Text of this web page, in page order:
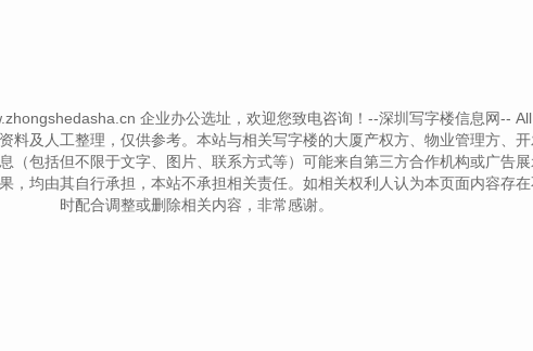
企业办公选址，欢迎您致电咨询！--深圳写字楼信息网--
及人工整理，仅供参考。本站与相关写字楼的大厦产权方、物业管理方、
包括但不限于文字、图片、联系方式等）可能来自第三方合作机构或广告
均由其自行承担，本站不承担相关责任。如相关权利人认为本页面内容存
时配合调整或删除相关内容，非常感谢。